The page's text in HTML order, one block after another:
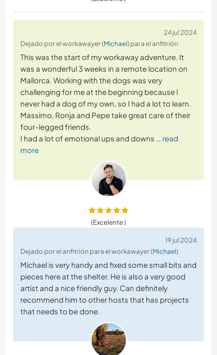
24 jul 2024
Dejado por el workawayer (Michael) para el anfitrión
This was the start of my workaway adventure. It
was a wonderful 3 weeks in a remote location on
Mallorca. Working with the dogs was very
challenging for me at the beginning because I
never had a dog of my own, so I had a lot to learn.
Massimo, Ronja and Pepe take great care of their
four-legged friends.
I had a lot of emotional ups and downs … read
more
(Excelente )
19 jul 2024
Dejado por el anfitrión para el workawayer (Michael)
Michael is very handy and fixed some small bits and
pieces here at the shelter. He is also a very good
artist and a nice friendly guy. Can definitely
recommend him to other hosts that has projects
that needs to be done.